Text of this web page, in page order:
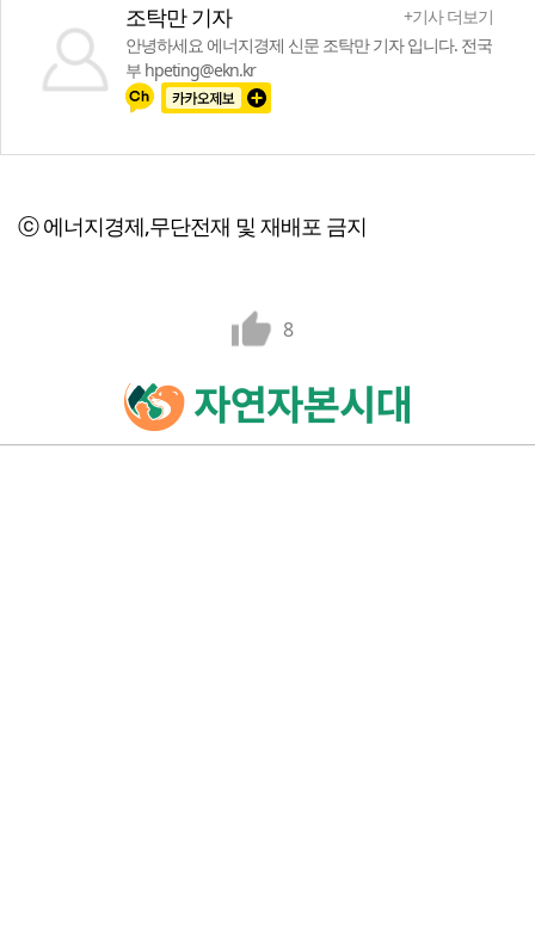
조탁만 기자
+기사 더보기
안녕하세요 에너지경제 신문 조탁만 기자 입니다. 전국
부 hpeting@ekn.kr
ⓒ 에너지경제,무단전재 및 재배포 금지
8